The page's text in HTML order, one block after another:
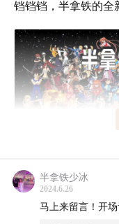
铛铛铛，半拿铁的全
半拿铁少冰
2024.6.26
马上来留言！开